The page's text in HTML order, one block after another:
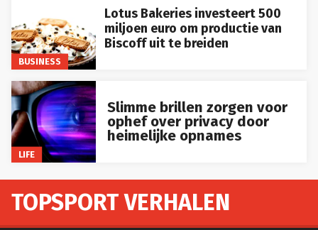
BUSINESS
Lotus Bakeries investeert 500
miljoen euro om productie van
Biscoff uit te breiden
LIFE
Slimme brillen zorgen voor
ophef over privacy door
heimelijke opnames
TOPSPORT VERHALEN